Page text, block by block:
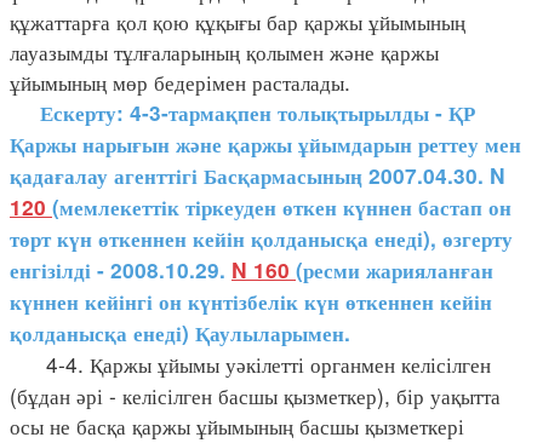
құжаттарға қол қою құқығы бар қаржы ұйымының
лауазымды тұлғаларының қолымен және қаржы
ұйымының мөр бедерімен расталады.
Ескерту: 4-3-тармақпен толықтырылды - ҚР
Қаржы нарығын және қаржы ұйымдарын реттеу мен
қадағалау агенттігі Басқармасының 2007.04.30. N
120 (мемлекеттік тіркеуден өткен күннен бастап он
төрт күн өткеннен кейін қолданысқа енеді), өзгерту
енгізілді - 2008.10.29. N 160 (ресми жарияланған
күннен кейінгі он күнтізбелік күн өткеннен кейін
қолданысқа енеді) Қаулыларымен.
4-4. Қаржы ұйымы уәкілетті органмен келісілген
(бұдан әрі - келісілген басшы қызметкер), бір уақытта
осы не басқа қаржы ұйымының басшы қызметкері